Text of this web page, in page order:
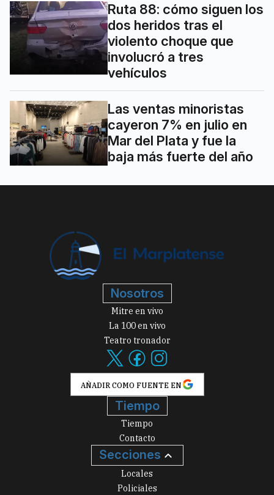
Ruta 88: cómo siguen los
dos heridos tras el
violento choque que
involucró a tres
vehículos
Las ventas minoristas
cayeron 7% en julio en
Mar del Plata y fue la
baja más fuerte del año
Nosotros
Mitre en vivo
La 100 en vivo
Teatro tronador
AÑADIR COMO FUENTE EN
Tiempo
Tiempo
Contacto
Secciones
Locales
Policiales